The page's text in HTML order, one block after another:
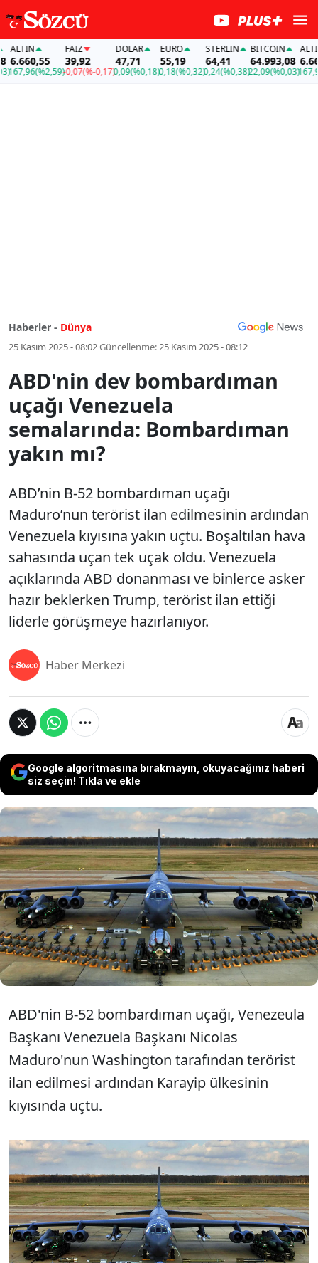
(%2,59)
39,92
-0,07(%-0,17)
DOLAR
47,71
0,09(%0,18)
EURO
55,19
0,18(%0,32)
STERLIN
64,41
0,24(%0,38)
BITCOIN
64.993,08
22,09(%0,03)
ALTIN
6.660,55
167,96
Haberler - Dünya
25 Kasım 2025 - 08:02Güncellenme:25 Kasım 2025 - 08:12
ABD'nin dev bombardıman
uçağı Venezuela
semalarında: Bombardıman
yakın mı?
ABD’nin B-52 bombardıman uçağı
Maduro’nun terörist ilan edilmesinin ardından
Venezuela kıyısına yakın uçtu. Boşaltılan hava
sahasında uçan tek uçak oldu. Venezuela
açıklarında ABD donanması ve binlerce asker
hazır beklerken Trump, terörist ilan ettiği
liderle görüşmeye hazırlanıyor.
Haber Merkezi
Google algoritmasına bırakmayın, okuyacağınız haberi
siz seçin! Tıkla ve ekle
ABD’nin B-52 bombardıman uçağı Maduro’nun
terörist ilan edilmesinin ardından Venezuela
kıyısına yakın uçtu. Boşaltılan hava sahasında
uçan tek uçak oldu. Venezuela açıklarında ABD
donanması ve binlerce asker hazır beklerken
Trump, terörist ilan ettiği liderle görüşmeye
hazırlanıyor.
ABD'nin B-52 bombardıman uçağı, Venezeula
Başkanı Venezuela Başkanı Nicolas
Maduro'nun Washington tarafından terörist
ilan edilmesi ardından Karayip ülkesinin
kıyısında uçtu.